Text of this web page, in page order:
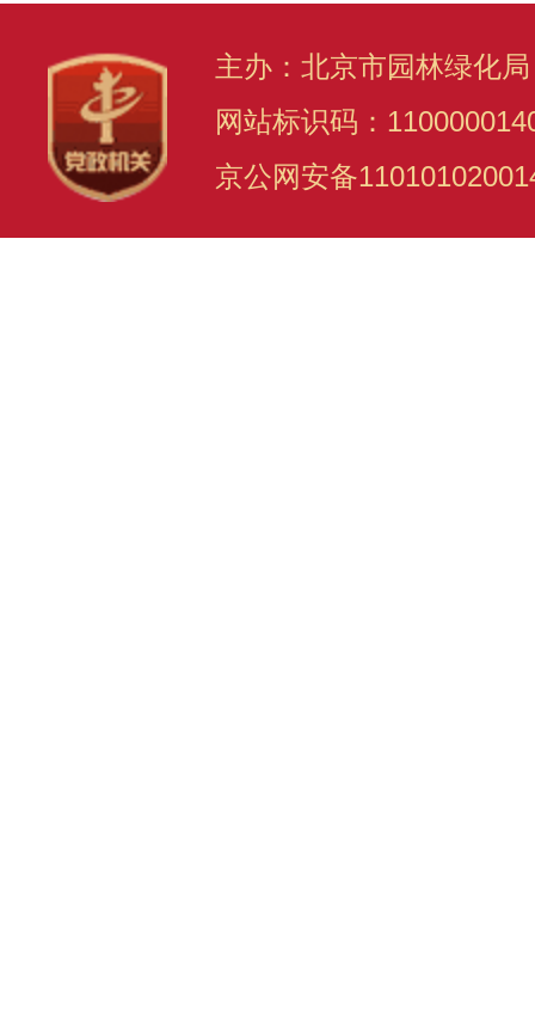
主办：北京市园林绿化
网站标识码：
京公网安备